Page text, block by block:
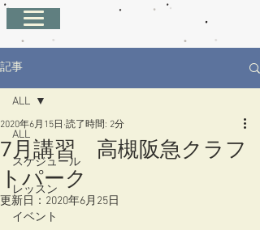
記事
ALL
スケジュール
レッスン
イベント
ALL
7月講習 高槻阪急クラフ
トパーク
2020年6月15日 読了時間: 2分
更新日： 2020年6月25日